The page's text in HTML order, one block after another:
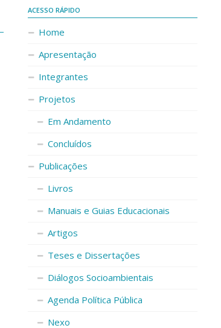
ACESSO RÁPIDO
Home
Apresentação
Integrantes
Projetos
Em Andamento
Concluídos
Publicações
Livros
Manuais e Guias Educacionais
Artigos
Teses e Dissertações
Diálogos Socioambientais
Agenda Política Pública
Nexo